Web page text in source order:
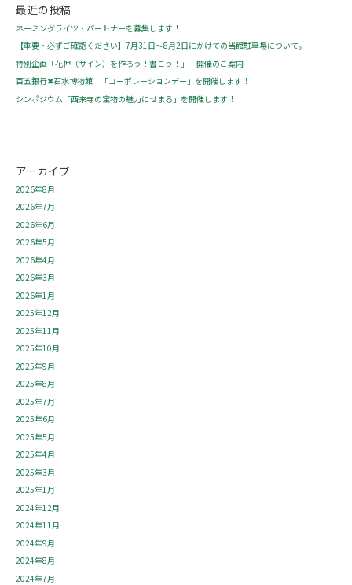
最近の投稿
ネーミングライツ・パートナーを募集します！
【重要・必ずご確認ください】7月31日～8月2日にかけての当館駐車場について。
特別企画「花押（サイン）を作ろう！書こう！」 開催のご案内
百五銀行✖石水博物館 「コーポレーションデー」を開催します！
シンポジウム「西来寺の宝物の魅力にせまる」を開催します！
アーカイブ
2026年8月
2026年7月
2026年6月
2026年5月
2026年4月
2026年3月
2026年1月
2025年12月
2025年11月
2025年10月
2025年9月
2025年8月
2025年7月
2025年6月
2025年5月
2025年4月
2025年3月
2025年1月
2024年12月
2024年11月
2024年9月
2024年8月
2024年7月